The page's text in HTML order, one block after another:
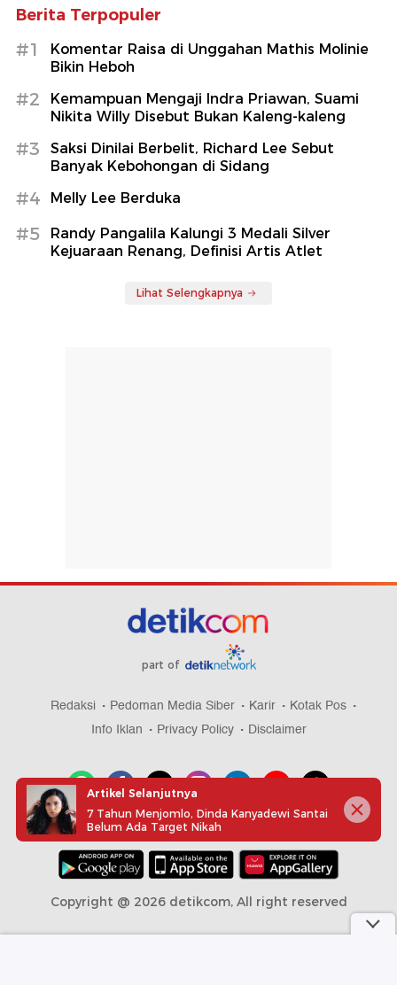
Berita Terpopuler
#1
Komentar Raisa di Unggahan Mathis Molinie
Bikin Heboh
#2
Kemampuan Mengaji Indra Priawan, Suami
Nikita Willy Disebut Bukan Kaleng-kaleng
#3
Saksi Dinilai Berbelit, Richard Lee Sebut
Banyak Kebohongan di Sidang
#4 Melly Lee Berduka
#5
Randy Pangalila Kalungi 3 Medali Silver
Kejuaraan Renang, Definisi Artis Atlet
Lihat Selengkapnya
part of
Redaksi Pedoman Media Siber Karir
Kotak Pos
Info Iklan
Privacy Policy Disclaimer
Download aplikasi detikcom
Copyright @ 2026 detikcom, All right reserved
Artikel Selanjutnya
7 Tahun Menjomlo, Dinda Kanyadewi Santai
Belum Ada Target Nikah